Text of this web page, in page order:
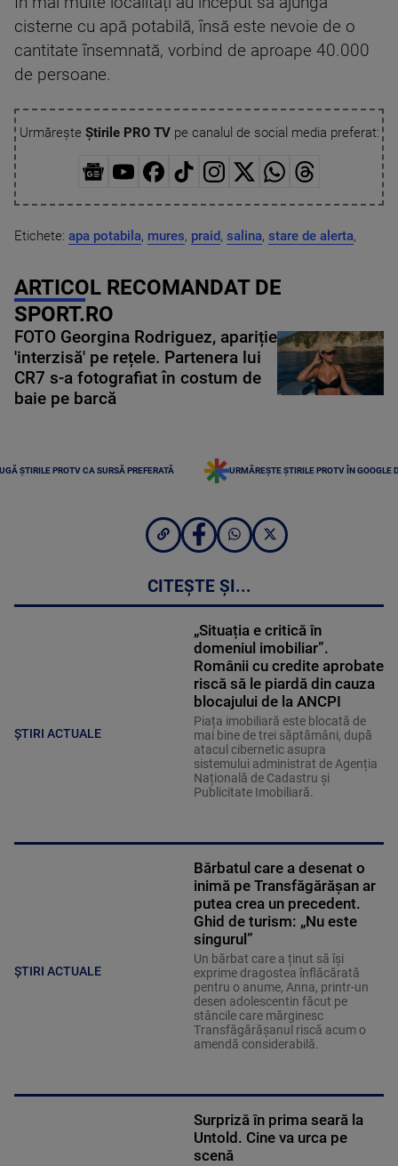
cisterne cu apă potabilă, însă este nevoie de o
cantitate însemnată, vorbind de aproape 40.000
de persoane.
Urmărește Știrile PRO TVpe canalul de social media preferat:
Etichete: apa potabila, mures, praid, salina, stare de alerta,
ARTICOL RECOMANDAT DE
SPORT.RO
FOTO Georgina Rodriguez, apariție
'interzisă' pe rețele. Partenera lui
CR7 s-a fotografiat în costum de
baie pe barcă
ȘTIRILE PROTV CA SURSĂ PREFERATĂ URMĂREȘTE ȘTIRILE PROTV ÎN GOOGLE
CITEȘTE ȘI...
ȘTIRI ACTUALE
„Situația e critică în
domeniul imobiliar”.
Românii cu credite aprobate
riscă să le piardă din cauza
blocajului de la ANCPI
Piața imobiliară este blocată de
mai bine de trei săptămâni, după
atacul cibernetic asupra
sistemului administrat de Agenția
Națională de Cadastru și
Publicitate Imobiliară.
ȘTIRI ACTUALE
Bărbatul care a desenat o
inimă pe Transfăgărășan ar
putea crea un precedent.
Ghid de turism: „Nu este
singurul”
Un bărbat care a ținut să își
exprime dragostea înflăcărată
pentru o anume, Anna, printr-un
desen adolescentin făcut pe
stâncile care mărginesc
Transfăgărășanul riscă acum o
amendă considerabilă.
Surpriză în prima seară la
Untold. Cine va urca pe
scenă